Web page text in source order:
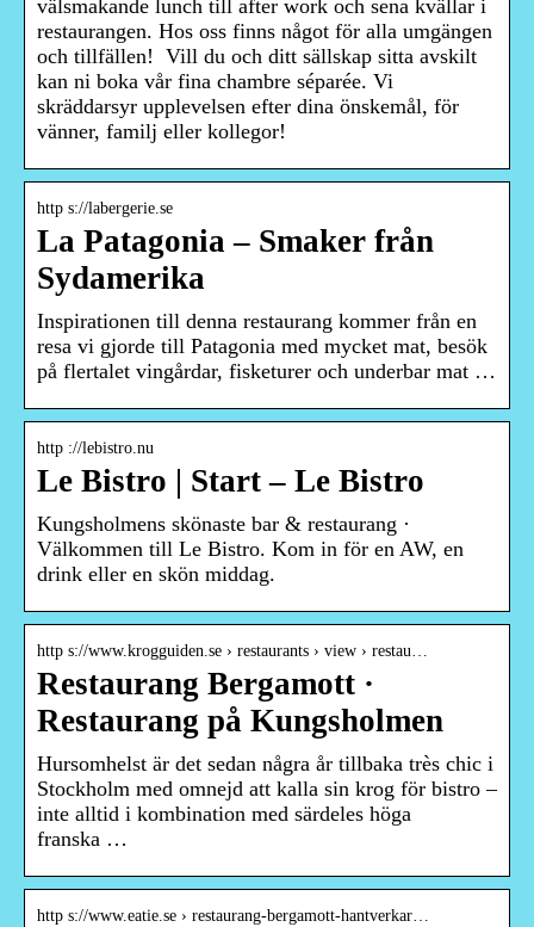
välsmakande lunch till after work och sena kvällar i
restaurangen. Hos oss finns något för alla umgängen
och tillfällen! ‍ Vill du och ditt sällskap sitta avskilt
kan ni boka vår fina chambre séparée. Vi
skräddarsyr upplevelsen efter dina önskemål, för
vänner, familj eller kollegor!
http s://labergerie.se
La Patagonia – Smaker från
Sydamerika
Inspirationen till denna restaurang kommer från en
resa vi gjorde till Patagonia med mycket mat, besök
på flertalet vingårdar, fisketurer och underbar mat …
http ://lebistro.nu
Le Bistro | Start – Le Bistro
Kungsholmens skönaste bar & restaurang ·
Välkommen till Le Bistro. Kom in för en AW, en
drink eller en skön middag.
http s://www.krogguiden.se › restaurants › view › restau…
Restaurang Bergamott ·
Restaurang på Kungsholmen
Hursomhelst är det sedan några år tillbaka très chic i
Stockholm med omnejd att kalla sin krog för bistro –
inte alltid i kombination med särdeles höga
franska …
http s://www.eatie.se › restaurang-bergamott-hantverkar…